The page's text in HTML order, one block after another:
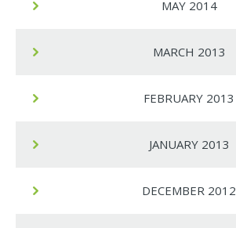
MAY 2014
MARCH 2013
FEBRUARY 2013
JANUARY 2013
DECEMBER 2012